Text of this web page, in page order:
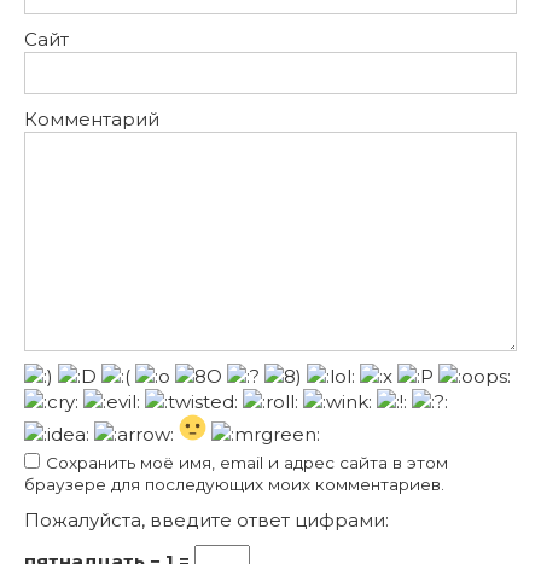
Сайт
Комментарий
Сохранить моё имя, email и адрес сайта в этом
браузере для последующих моих комментариев.
Пожалуйста, введите ответ цифрами: